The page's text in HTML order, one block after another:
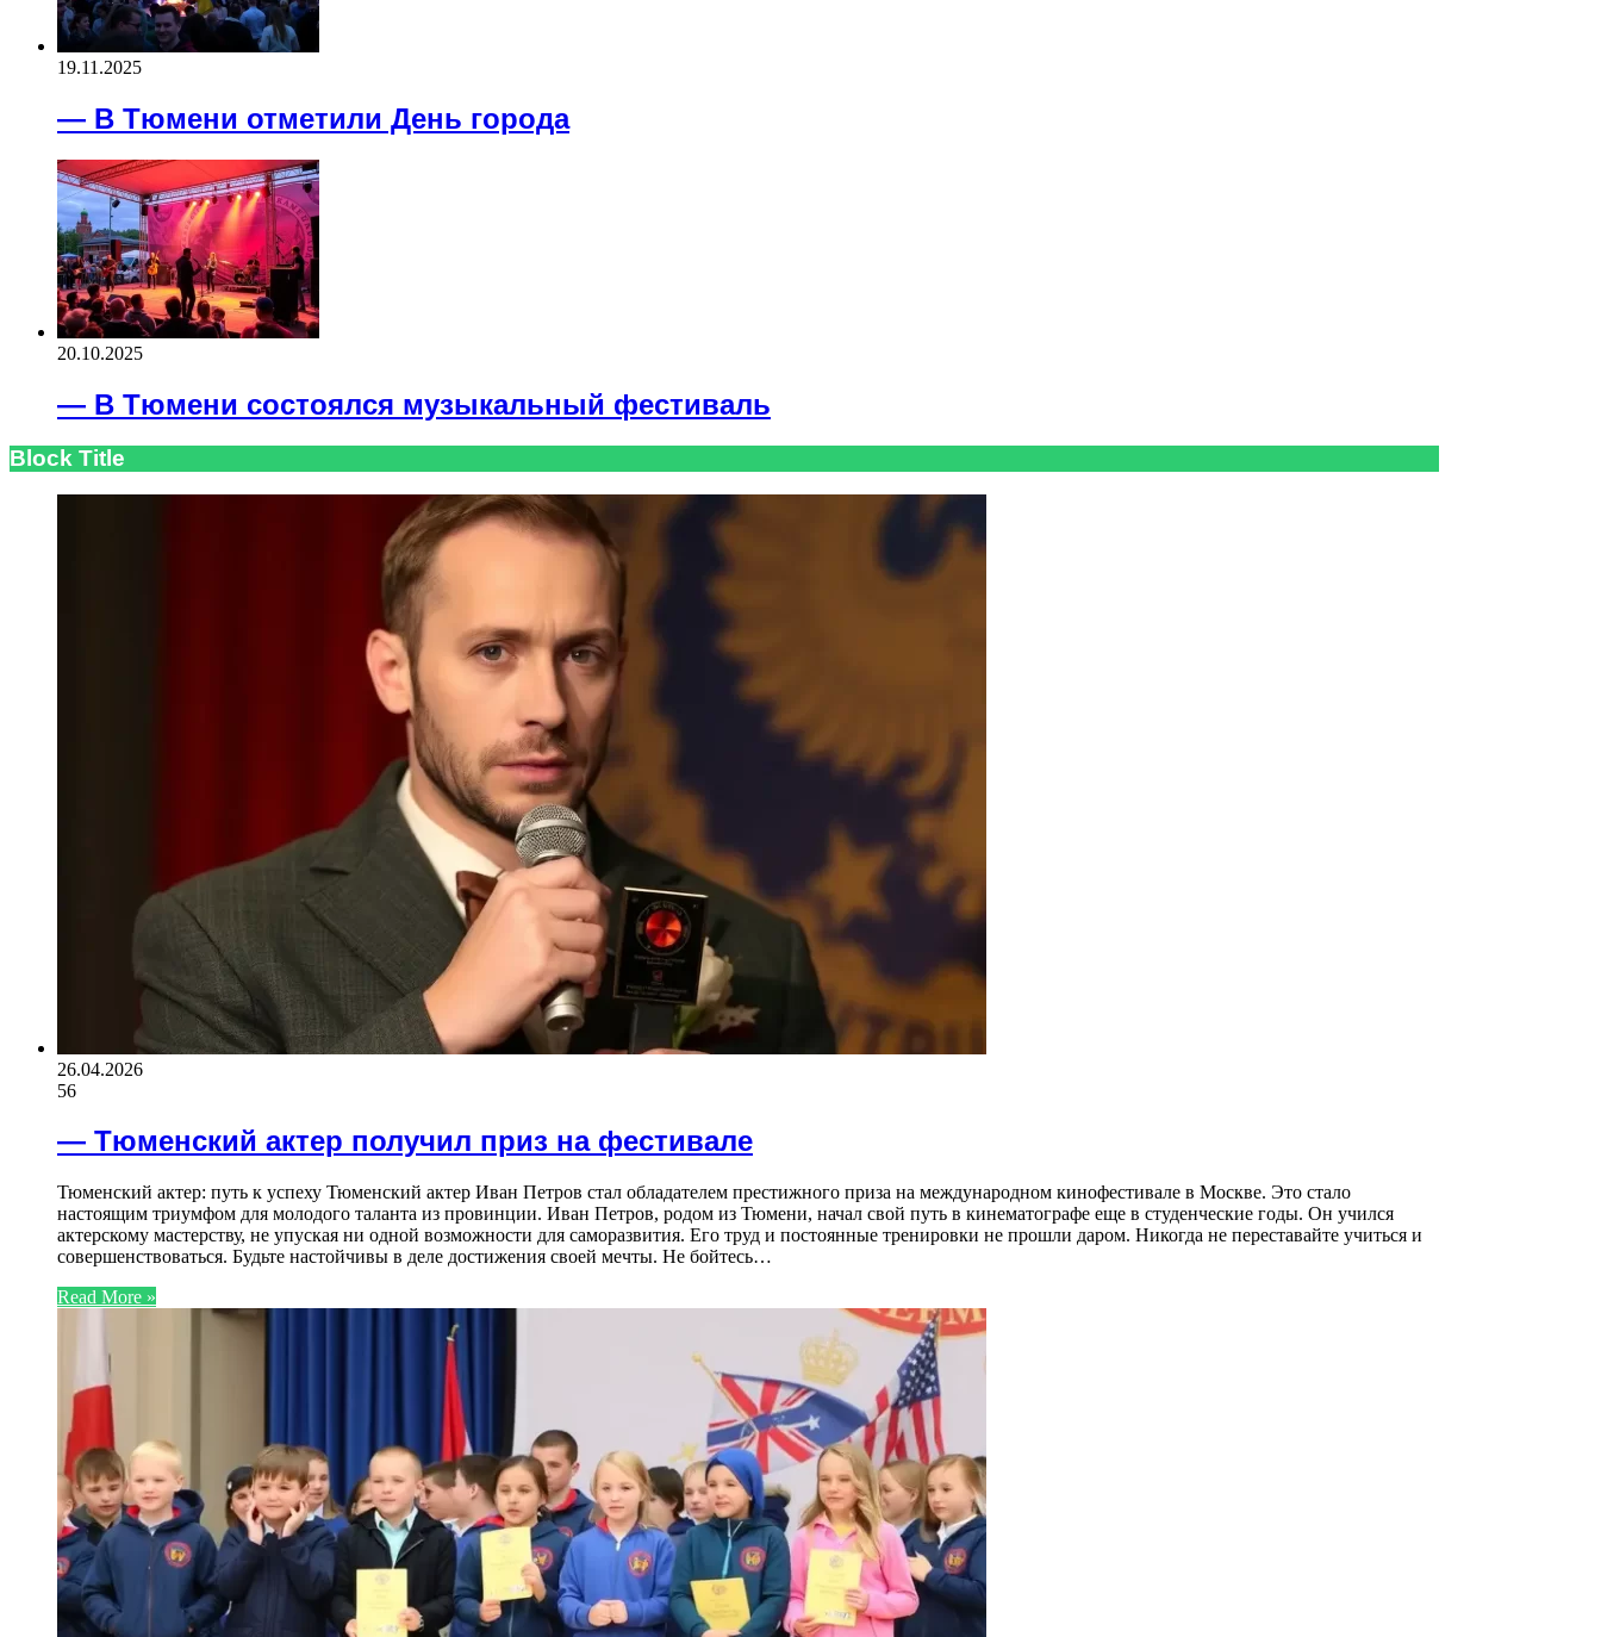
19.11.2025
— В Тюмени отметили День города
20.10.2025
— В Тюмени состоялся музыкальный фестиваль
Block Title
26.04.2026
56
— Тюменский актер получил приз на фестивале
Тюменский актер: путь к успеху Тюменский актер Иван Петров стал обладателем престижного приза на международном кинофестивале в Москве. Это стало
настоящим триумфом для молодого таланта из провинции. Иван Петров, родом из Тюмени, начал свой путь в кинематографе еще в студенческие годы. Он учился
актерскому мастерству, не упуская ни одной возможности для саморазвития. Его труд и постоянные тренировки не прошли даром. Никогда не переставайте учиться и
совершенствоваться. Будьте настойчивы в деле достижения своей мечты. Не бойтесь…
Read More »